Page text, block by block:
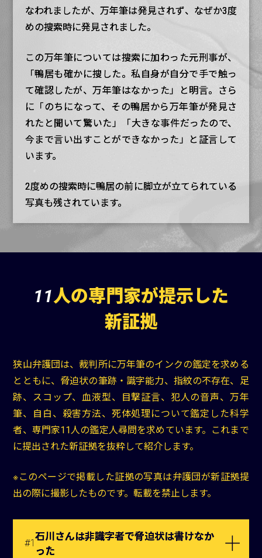
なわれましたが、万年筆は発見されず、なぜか3度
めの捜索時に発見されました。
この万年筆については捜索に加わった元刑事が、
「鴨居も確かに捜した。私自身が自分で手で触っ
て確認したが、万年筆はなかった」と明言。さら
に「のちになって、その鴨居から万年筆が発見さ
れたと聞いて驚いた」「大きな事件だったので、
今まで言い出すことができなかった」と証言して
います。
2度めの捜索時に鴨居の前に脚立が立てられている
写真も残されています。
11人の専門家が提示した
新証拠
狭山弁護団は、裁判所に万年筆のインクの鑑定を求める
とともに、脅迫状の筆跡・識字能力、指紋の不存在、足
跡、スコップ、血液型、目撃証言、犯人の音声、万年
筆、自白、殺害方法、死体処理について鑑定した科学
者、専門家11人の鑑定人尋問を求めています。これまで
に提出された新証拠を抜粋して紹介します。
※このページで掲載した証拠の写真は弁護団が新証拠提
出の際に撮影したものです。転載を禁止します。
#1
石川さんは非識字者で脅迫状は書けなか
った